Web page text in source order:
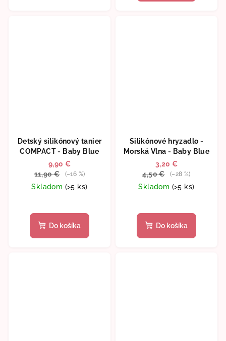
Detský silikónový tanier
COMPACT - Baby Blue
9,90 €
11,90 €
(–16 %)
Skladom (>5 ks)
Do košíka
Silikónové hryzadlo -
Morská Vlna - Baby Blue
3,20 €
4,50 €
(–28 %)
Skladom (>5 ks)
Do košíka